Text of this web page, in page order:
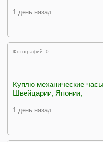
1 день назад
Фотографий: 0
Куплю механические
Швейцарии, Японии,
1 день назад